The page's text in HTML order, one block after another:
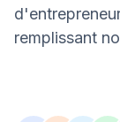
remplissant